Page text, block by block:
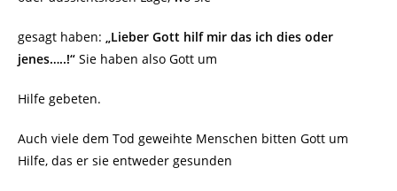
gesagt haben: „Lieber Gott hilf mir das ich dies oder
jenes…..!“ Sie haben also Gott um
Hilfe gebeten.
Auch viele dem Tod geweihte Menschen bitten Gott um
Hilfe, das er sie entweder gesunden